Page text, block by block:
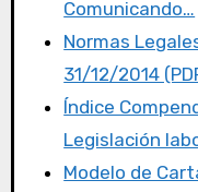
Comunicando…
Normas
31/12/2014
Índice
Legislación
Modelo de